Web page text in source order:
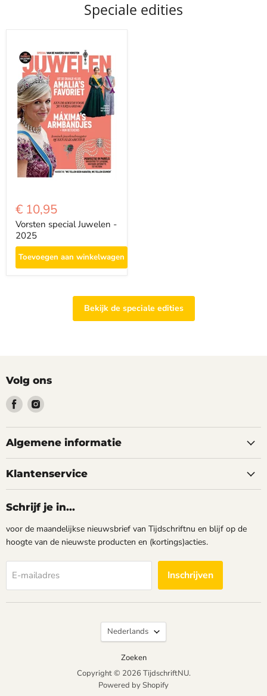
Speciale edities
€ 10,95
Vorsten special Juwelen -
2025
Toevoegen aan winkelwagen
Bekijk de speciale edities
Volg ons
Vind
ons
op
Facebook
Vind
op
Instagram
Algemene informatie
Klantenservice
Schrijf je in...
voor de maandelijkse nieuwsbrief van Tijdschriftnu en blijf op de
hoogte van de nieuwste producten en (kortings)acties.
E-mailadres Inschrijven
Zoeken
Copyright © 2026 TijdschriftNU.
Powered by Shopify
Taal
Nederlands